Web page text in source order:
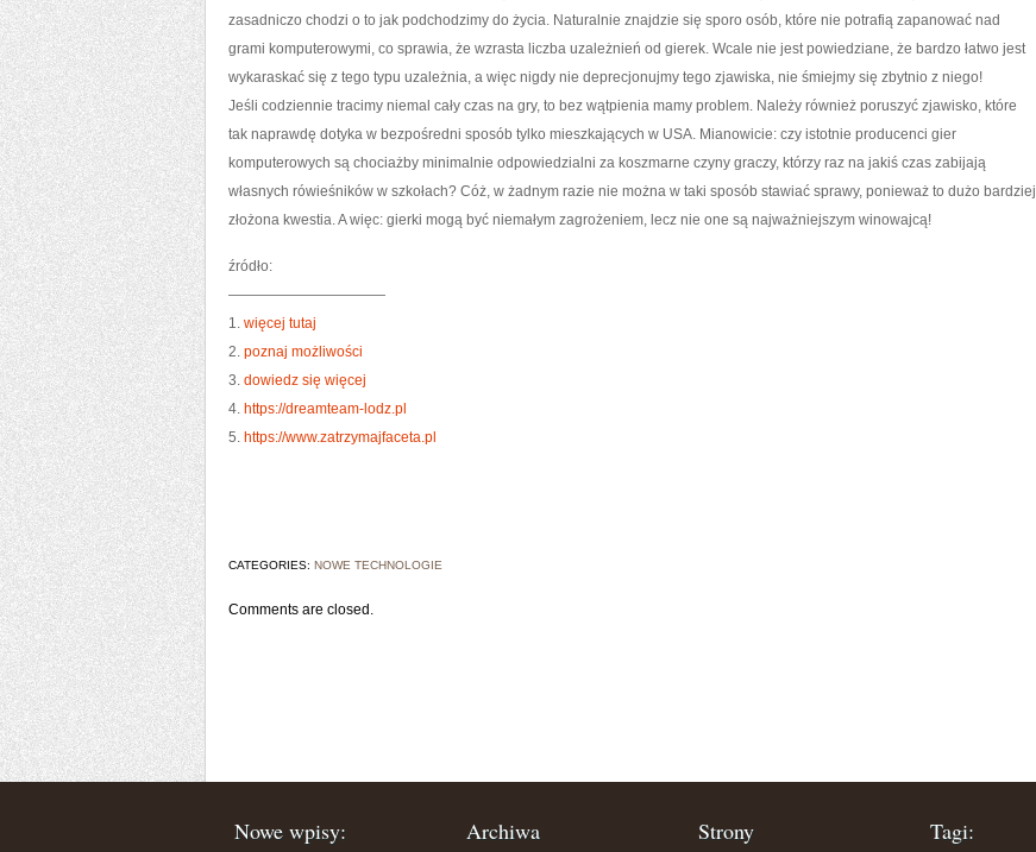
zasadniczo chodzi o to jak podchodzimy do życia. Naturalnie znajdzie się sporo osób, które nie potrafią zapanować nad
grami komputerowymi, co sprawia, że wzrasta liczba uzależnień od gierek. Wcale nie jest powiedziane, że bardzo łatwo jest
wykaraskać się z tego typu uzależnia, a więc nigdy nie deprecjonujmy tego zjawiska, nie śmiejmy się zbytnio z niego!
Jeśli codziennie tracimy niemal cały czas na gry, to bez wątpienia mamy problem. Należy również poruszyć zjawisko, które
tak naprawdę dotyka w bezpośredni sposób tylko mieszkających w USA. Mianowicie: czy istotnie producenci gier
komputerowych są chociażby minimalnie odpowiedzialni za koszmarne czyny graczy, którzy raz na jakiś czas zabijają
własnych rówieśników w szkołach? Cóż, w żadnym razie nie można w taki sposób stawiać sprawy, ponieważ to dużo bardziej
złożona kwestia. A więc: gierki mogą być niemałym zagrożeniem, lecz nie one są najważniejszym winowajcą!
źródło:
———————————
1. więcej tutaj
2. poznaj możliwości
3. dowiedz się więcej
4. https://dreamteam-lodz.pl
5. https://www.zatrzymajfaceta.pl
CATEGORIES: NOWE TECHNOLOGIE
Comments are closed.
Nowe wpisy: Archiwa Strony Tagi: